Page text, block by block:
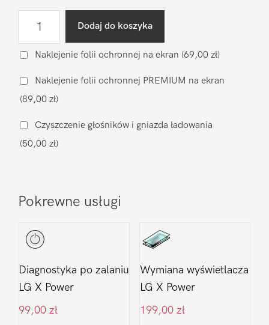
oprogramowania
X
Power
Dodaj do koszyka
Naklejenie folii ochronnej na ekran (69,00 zł)
Naklejenie folii ochronnej PREMIUM na ekran
(89,00 zł)
Czyszczenie głośników i gniazda ładowania
(50,00 zł)
Pokrewne usługi
Diagnostyka po zalaniu
LG X Power
99,00 zł
Wymiana wyświetlacza
LG X Power
199,00 zł